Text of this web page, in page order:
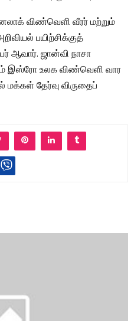
விண்வெளி வீரர் மற்றும்
பயிற்சிக்குத்
ஆவார். ஜான்வி நாசா
இஸ்ரோ உலக விண்வெளி வார
தேர்வு விருதைப்